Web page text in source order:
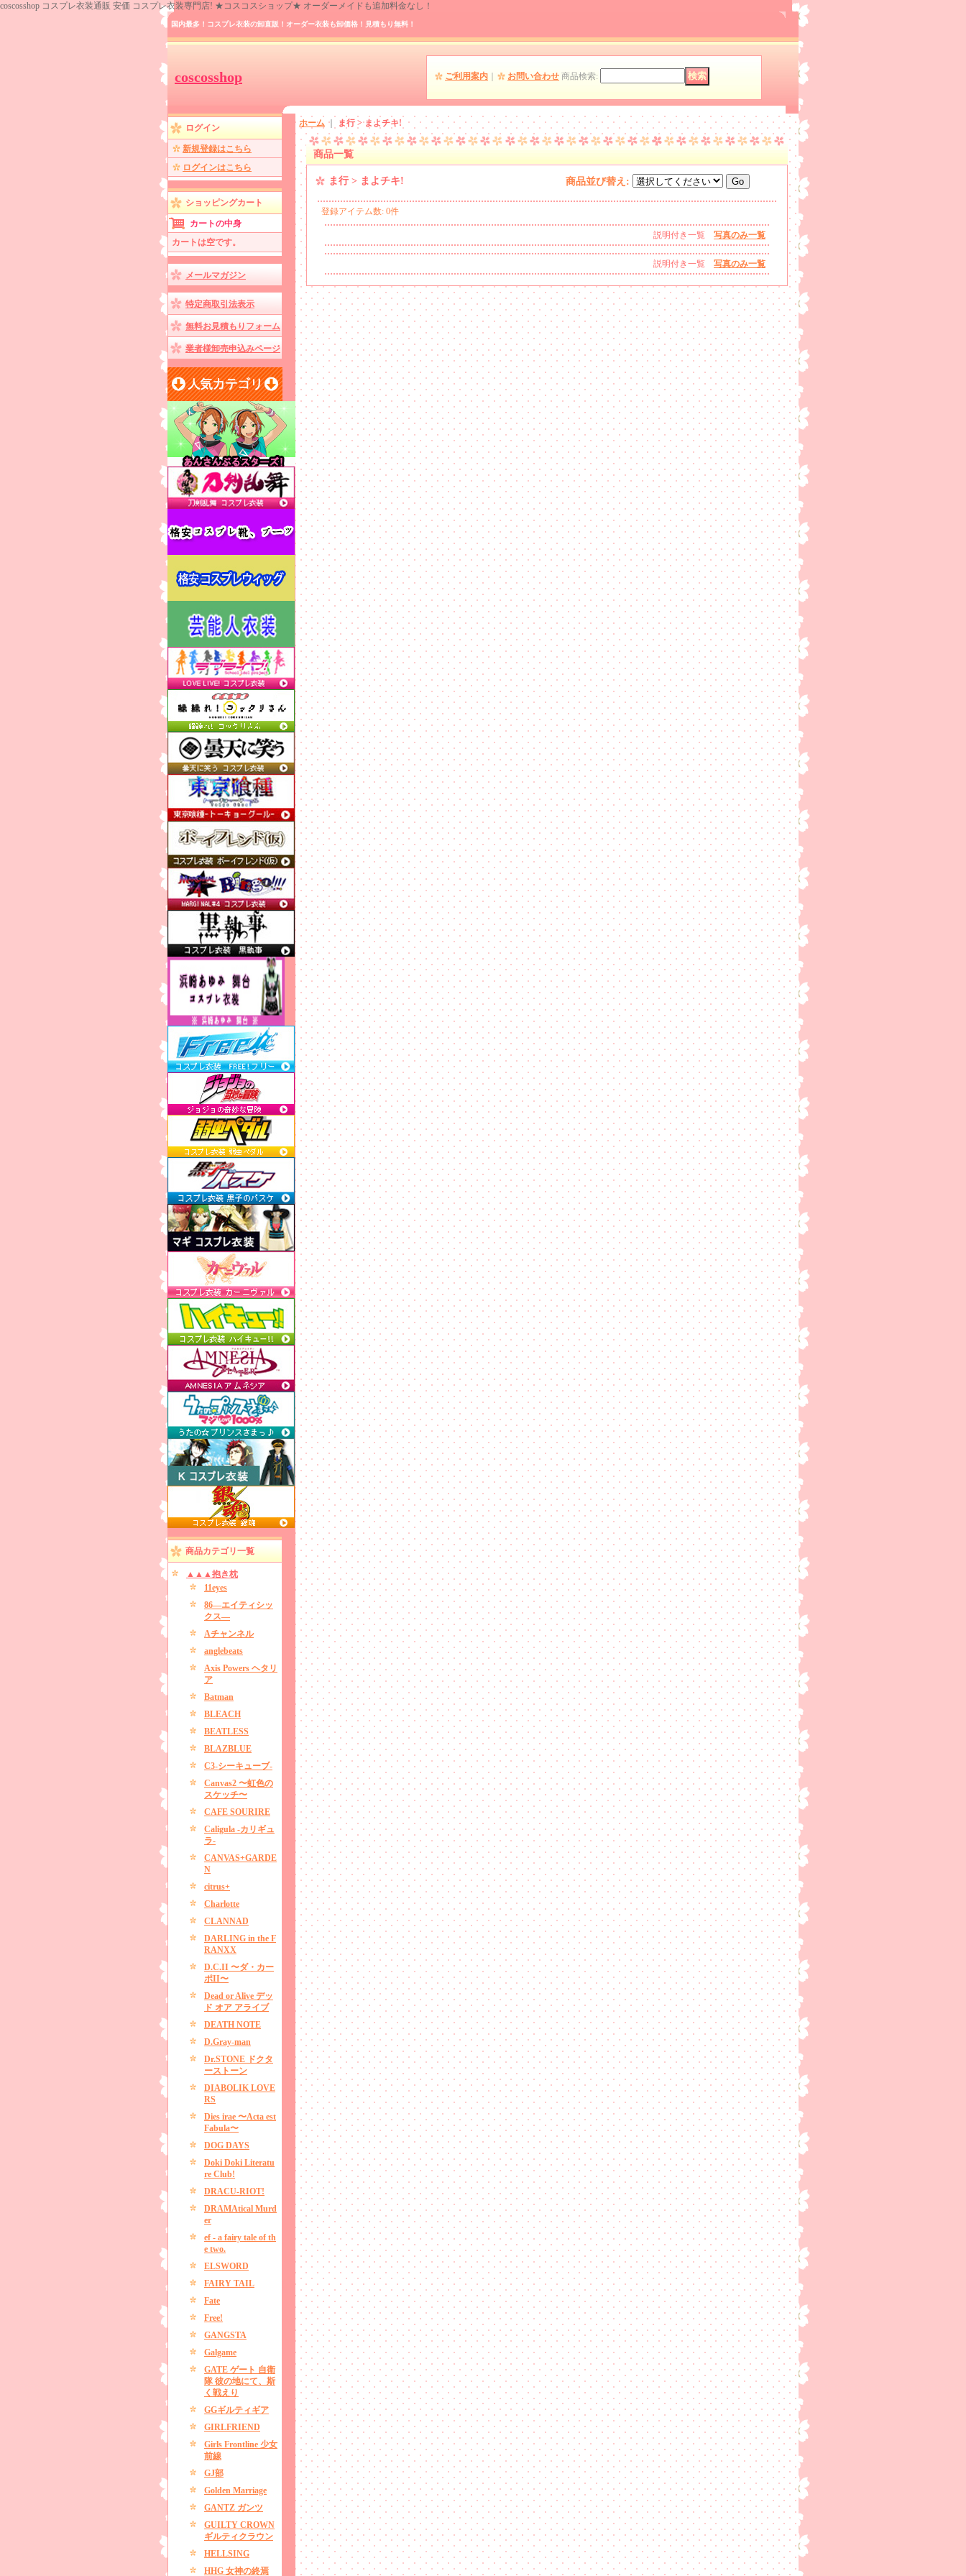
coscosshop コスプレ衣装通販 安価 コスプレ衣装専門店! ★コスコスショップ★ オーダーメイドも追加料金なし！
国内最多！コスプレ衣装の卸直販！オーダー衣装も卸価格！見積もり無料！
coscosshop ご利用案内 お問い合わせ 商品検索:
ログイン
新規登録はこちら
ログインはこちら
ショッピングカート
カートの中身
カートは空です。
メールマガジン
特定商取引法表示
無料お見積もりフォーム
業者様卸売申込みページ
商品カテゴリ一覧
▲▲▲抱き枕
11eyes
86―エイティシッ
クス―
Aチャンネル
anglebeats
Axis Powers ヘタリ
ア
Batman
BLEACH
BEATLESS
BLAZBLUE
C3-シーキューブ-
Canvas2 〜虹色の
スケッチ〜
CAFE SOURIRE
Caligula -カリギュ
ラ-
CANVAS+GARDE
N
citrus+
Charlotte
CLANNAD
DARLING in the F
RANXX
D.C.II 〜ダ・カー
ポII〜
Dead or Alive デッ
ド オア アライブ
DEATH NOTE
D.Gray-man
Dr.STONE ドクタ
ーストーン
DIABOLIK LOVE
RS
Dies irae 〜Acta est
Fabula〜
DOG DAYS
Doki Doki Literatu
re Club!
DRACU-RIOT!
DRAMAtical Murd
er
ef - a fairy tale of th
e two.
ELSWORD
FAIRY TAIL
Fate
Free!
GANGSTA
Galgame
GATE ゲート 自衛
隊 彼の地にて、斯
く戦えり
GGギルティギア
GIRLFRIEND
Girls Frontline 少女
前線
GJ部
Golden Marriage
GANTZ ガンツ
GUILTY CROWN
ギルティクラウン
HELLSING
HHG 女神の終焉
ホーム ｜ ま行 > まよチキ!
商品一覧
ま行 > まよチキ! 商品並び替え :
登録アイテム数: 0件
説明付き一覧 写真のみ一覧
説明付き一覧 写真のみ一覧